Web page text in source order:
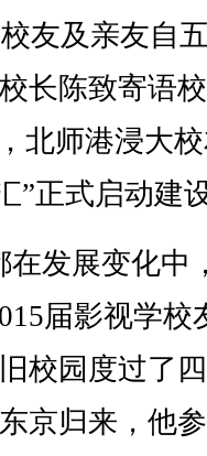
友及亲友自
长陈致寄语
北师港浸大
”正式启动建
发展变化中
届影视学校
校园度过了
京归来，他